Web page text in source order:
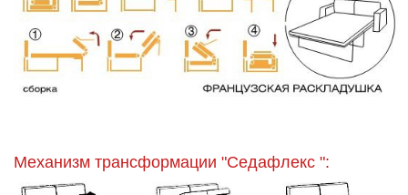
Механизм трансформации "Седафлекс ":